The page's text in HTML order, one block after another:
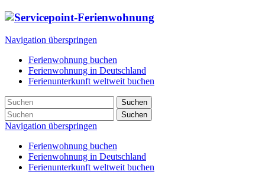
Navigation überspringen
Ferienwohnung buchen
Ferienwohnung in Deutschland
Ferienunterkunft weltweit buchen
Suchen
Suchen
Navigation überspringen
Ferienwohnung buchen
Ferienwohnung in Deutschland
Ferienunterkunft weltweit buchen